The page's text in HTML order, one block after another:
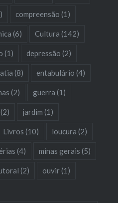
compreensão (1)
(6) Cultura (142)
(1) depressão (2)
(8) entabulário (4)
(2) guerra (1)
(2) jardim (1)
Livros (10) loucura (2)
(4) minas gerais (5)
(2) ouvir(1)